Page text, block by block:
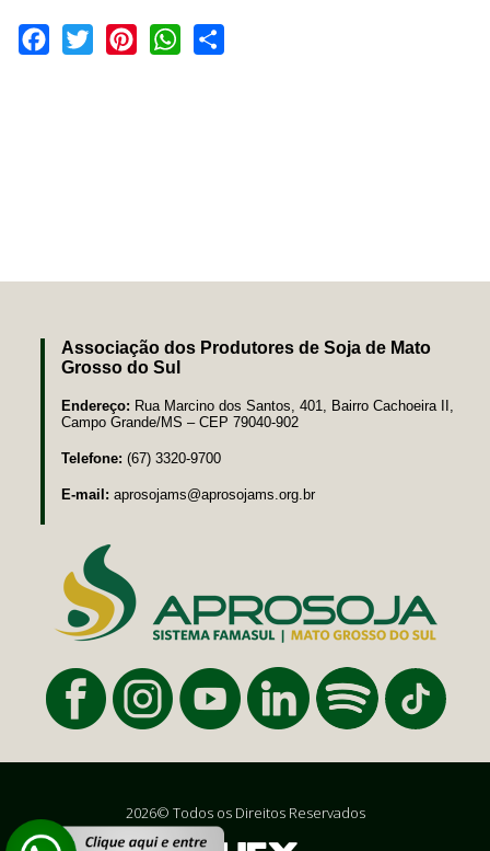
Facebook
Twitter PinterestWhatsApp
Associação dos Produtores de Soja de Mato
Grosso do Sul
Endereço: Rua Marcino dos Santos, 401, Bairro Cachoeira II,
Campo Grande/MS – CEP 79040-902
Telefone: (67) 3320-9700
E-mail: aprosojams@aprosojams.org.br
2026© Todos os Direitos Reservados